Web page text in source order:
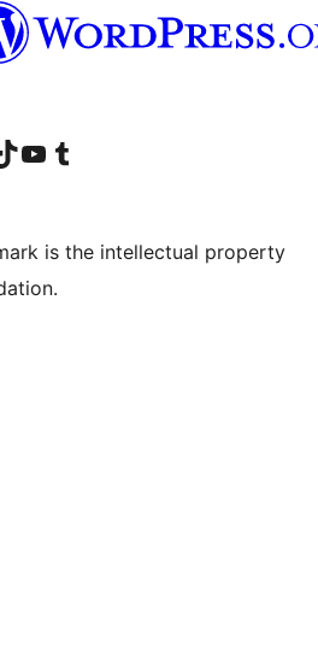
accountaccount
帳號Visit our YouTube channel
造訪我們的 Tumblr 帳號
is the intellectual property